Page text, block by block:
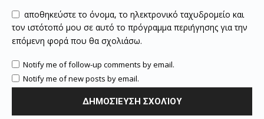
αποθηκεύστε το όνομα, το ηλεκτρονικό ταχυδρομείο και
τον ιστότοπό μου σε αυτό το πρόγραμμα περιήγησης για την
επόμενη φορά που θα σχολιάσω.
Notify me of follow-up comments by email.
Notify me of new posts by email.